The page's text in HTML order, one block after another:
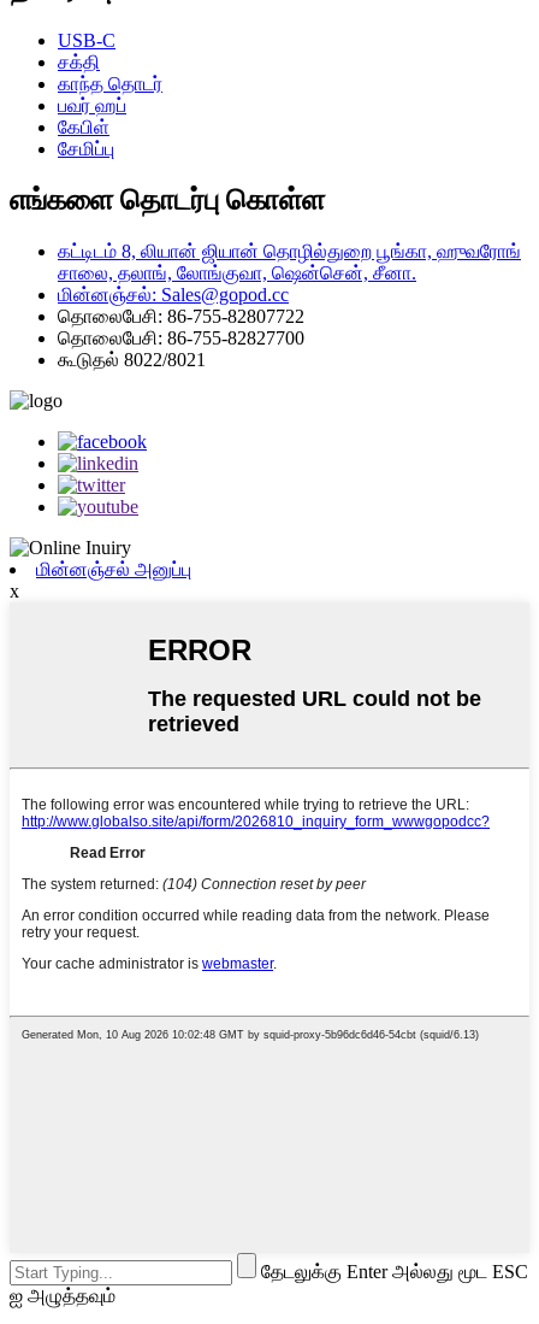
USB-C
சக்தி
காந்த தொடர்
பவர் ஹப்
கேபிள்
சேமிப்பு
எங்களை தொடர்பு கொள்ள
கட்டிடம் 8, லியான் ஜியான் தொழில்துறை பூங்கா, ஹுவரோங்
சாலை, தலாங், லோங்குவா, ஷென்சென், சீனா.
மின்னஞ்சல்: Sales@gopod.cc
தொலைபேசி: 86-755-82807722
தொலைபேசி: 86-755-82827700
கூடுதல் 8022/8021
மின்னஞ்சல் அனுப்பு
x
தேடலுக்கு Enter அல்லது மூட ESC
ஐ அழுத்தவும்